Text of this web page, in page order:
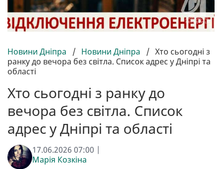
Новини Дніпра / Новини Дніпра / Хто сьогодні з
ранку до вечора без світла. Список адрес у Дніпрі та
області
Хто сьогодні з ранку до
вечора без світла. Список
адрес у Дніпрі та області
17.06.2026 07:00 |
Марія Козкіна